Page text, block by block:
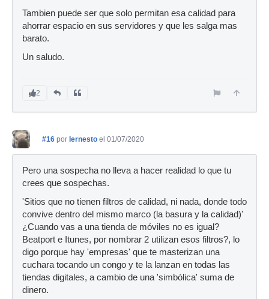
Tambien puede ser que solo permitan esa calidad para
ahorrar espacio en sus servidores y que les salga mas
barato.
Un saludo.
2
#16 por Iernesto el 01/07/2020
Pero una sospecha no lleva a hacer realidad lo que tu
crees que sospechas.
'Sitios que no tienen filtros de calidad, ni nada, donde todo
convive dentro del mismo marco (la basura y la calidad)'
¿Cuando vas a una tienda de móviles no es igual?
Beatport e Itunes, por nombrar 2 utilizan esos filtros?, lo
digo porque hay 'empresas' que te masterizan una
cuchara tocando un congo y te la lanzan en todas las
tiendas digitales, a cambio de una 'simbólica' suma de
dinero.